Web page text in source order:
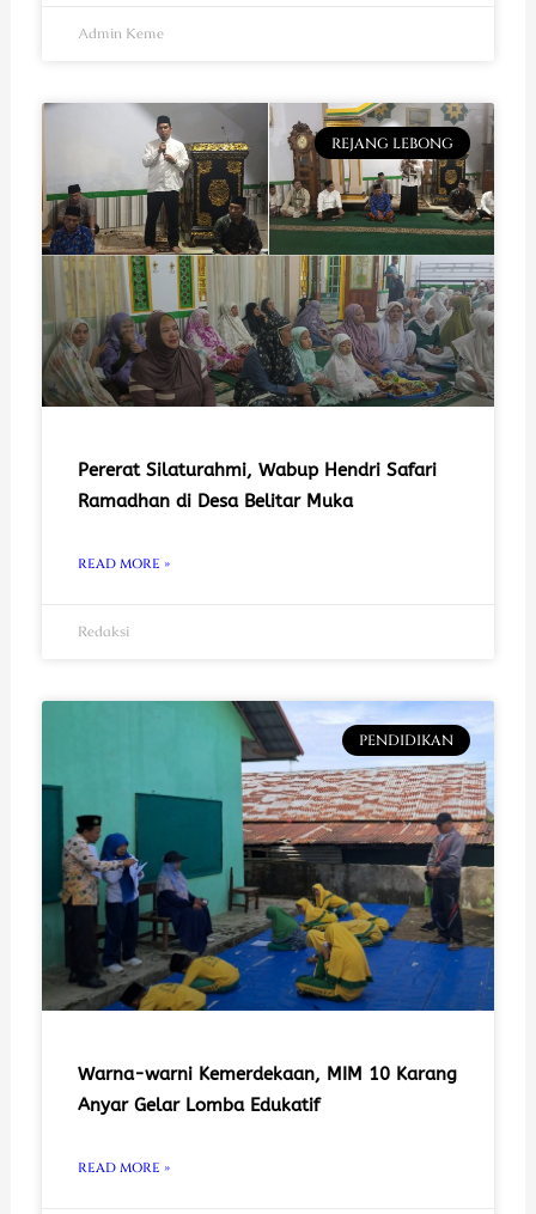
Admin Keme
REJANG LEBONG
Pererat Silaturahmi, Wabup Hendri Safari
Ramadhan di Desa Belitar Muka
READ MORE »
Redaksi
PENDIDIKAN
Warna-warni Kemerdekaan, MIM 10 Karang
Anyar Gelar Lomba Edukatif
READ MORE »